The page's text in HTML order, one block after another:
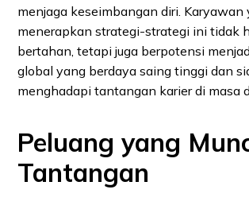
menjaga keseimbangan diri. Karyawan
menerapkan strategi-strategi ini tidak
bertahan, tetapi juga berpotensi
global yang berdaya saing tinggi dan
menghadapi tantangan karier di masa
Peluang yang
Tantangan